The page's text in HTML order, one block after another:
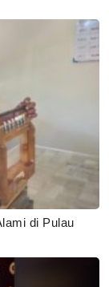
di Pulau